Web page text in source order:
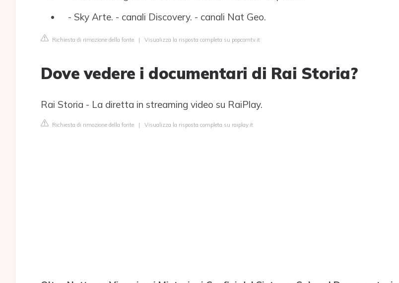
- Sky Arte. - canali Discovery. - canali Nat Geo.
Richiesta di rimozione della fonte | Visualizza la risposta completa su popcorntv.it
Dove vedere i documentari di Rai Storia?
Rai Storia - La diretta in streaming video su RaiPlay.
Richiesta di rimozione della fonte | Visualizza la risposta completa su raiplay.it